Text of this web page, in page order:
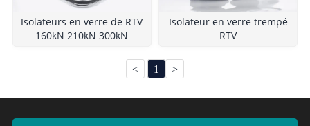
Isolateurs en verre de RTV
160kN 210kN 300kN
Isolateur en verre trempé
RTV
< 1 >